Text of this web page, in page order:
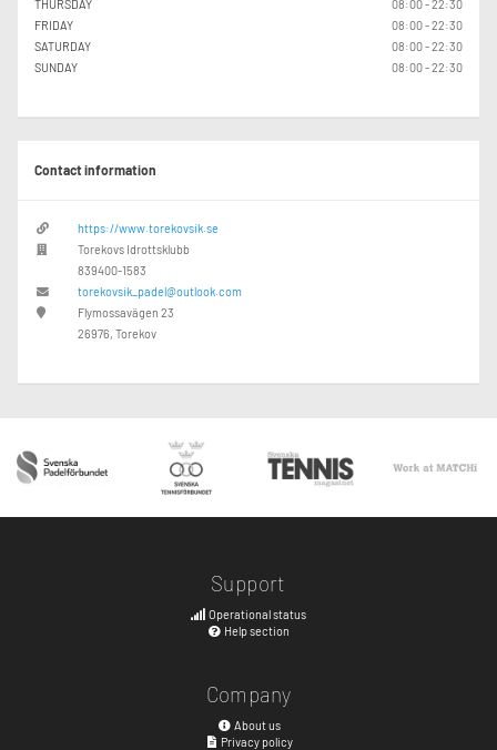
THURSDAY
08:00 - 22:30
FRIDAY
08:00 - 22:30
SATURDAY
08:00 - 22:30
SUNDAY
08:00 - 22:30
Contact information
https://www.torekovsik.se
Torekovs Idrottsklubb
839400-1583
torekovsik_padel@outlook.com
Flymossavägen 23
26976, Torekov
Support
Operational status
Help section
Company
About us
Privacy policy